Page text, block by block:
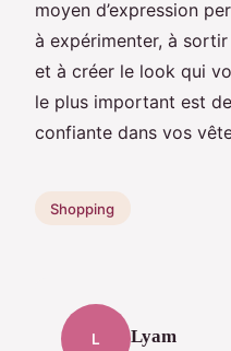
moyen d’expression
à expérimenter, à
et à créer le look qui
le plus important est
confiante dans vos
Shopping
L Lyam